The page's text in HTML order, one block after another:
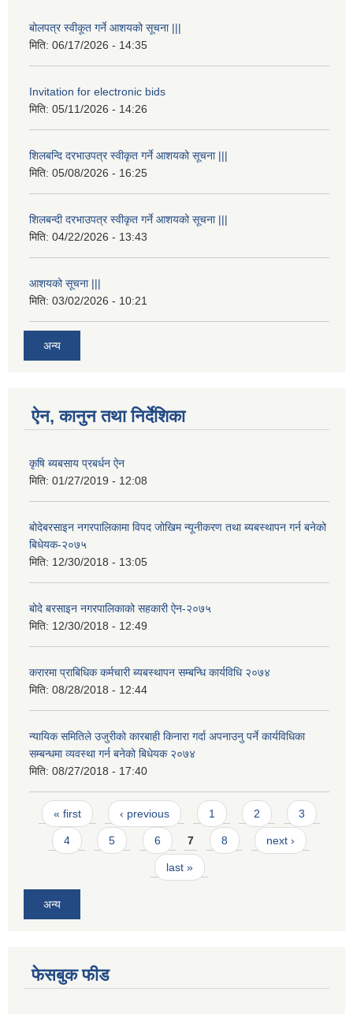
बोलपत्र स्वीकूत गर्ने आशयको सूचना |||
मिति: 06/17/2026 - 14:35
Invitation for electronic bids
मिति: 05/11/2026 - 14:26
शिलबन्दि दरभाउपत्र स्वीकृत गर्ने आशयको सूचना |||
मिति: 05/08/2026 - 16:25
शिलबन्दी दरभाउपत्र स्वीकृत गर्ने आशयको सूचना |||
मिति: 04/22/2026 - 13:43
आशयको सूचना |||
मिति: 03/02/2026 - 10:21
अन्य
ऐन, कानुन तथा निर्देशिका
कृषि ब्यबसाय प्रबर्धन ऐन
मिति: 01/27/2019 - 12:08
बोदेबरसाइन नगरपालिकामा विपद जोखिम न्यूनीकरण तथा ब्यबस्थापन गर्न बनेको
बिधेयक-२०७५
मिति: 12/30/2018 - 13:05
बोदे बरसाइन नगरपालिकाको सहकारी ऐन-२०७५
मिति: 12/30/2018 - 12:49
करारमा प्राबिधिक कर्मचारी ब्यबस्थापन सम्बन्धि कार्यविधि २०७४
मिति: 08/28/2018 - 12:44
न्यायिक समितिले उजुरीको कारबाही किनारा गर्दा अपनाउनु पर्ने कार्यविधिका
सम्बन्धमा व्यवस्था गर्न बनेको बिधेयक २०७४
मिति: 08/27/2018 - 17:40
Pages
« first ‹ previous 1 2 3
4 5 6 7 8 next ›
last »
अन्य
फेसबुक फीड